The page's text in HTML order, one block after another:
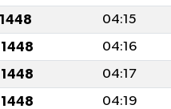
04:15
04:16
04:17
04:19